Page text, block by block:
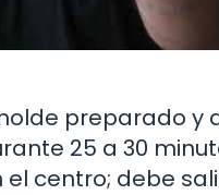
preparado y
25 a 30
centro; debe